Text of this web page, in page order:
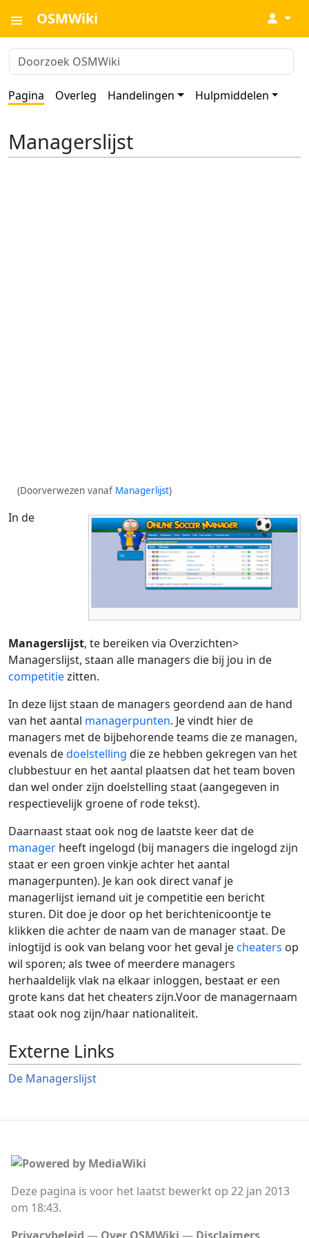
OSMWiki ↓
Pagina Overleg Handelingen Hulpmiddelen
Managerslijst
(Doorverwezen vanaf Managerlijst)
In de
Managerslijst, te bereiken via Overzichten>
Managerslijst, staan alle managers die bij jou in de
competitiezitten.
In deze lijst staan de managers geordend aan de hand
van het aantal managerpunten. Je vindt hier de
managers met de bijbehorende teams die ze managen,
evenals dedoelstelling die ze hebben gekregen van het
clubbestuur en het aantal plaatsen dat het team boven
dan wel onder zijn doelstelling staat (aangegeven in
respectievelijk groene of rode tekst).
Daarnaast staat ook nog de laatste keer dat de
manager heeft ingelogd (bij managers die ingelogd zijn
staat er een groen vinkje achter het aantal
managerpunten). Je kan ook direct vanaf je
managerlijst iemand uit je competitie een bericht
sturen. Dit doe je door op het berichtenicoontje te
klikken die achter de naam van de manager staat. De
inlogtijd is ook van belang voor het geval jecheaters op
wil sporen; als twee of meerdere managers
herhaaldelijk vlak na elkaar inloggen, bestaat er een
grote kans dat het cheaters zijn.Voor de managernaam
staat ook nog zijn/haar nationaliteit.
Externe Links
De Managerslijst
Deze pagina is voor het laatst bewerkt op 22 jan 2013
om 18:43.